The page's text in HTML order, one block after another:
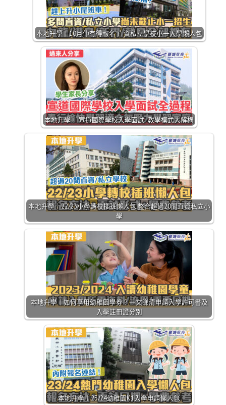
本地升學｜10月仲有得報名 直資私立學校小一入學懶人包
本地升學｜ 宣道國際學校入學面試+教學模式大解構
本地升學｜22/23小學轉校插班懶人包 整合超過20間直資私立小
學
本地升學｜如何享用幼稚園學券？一文睇清申請入學許可書及
入學註冊證分別
本地升學｜23/24幼稚園K1入學申請懶人包